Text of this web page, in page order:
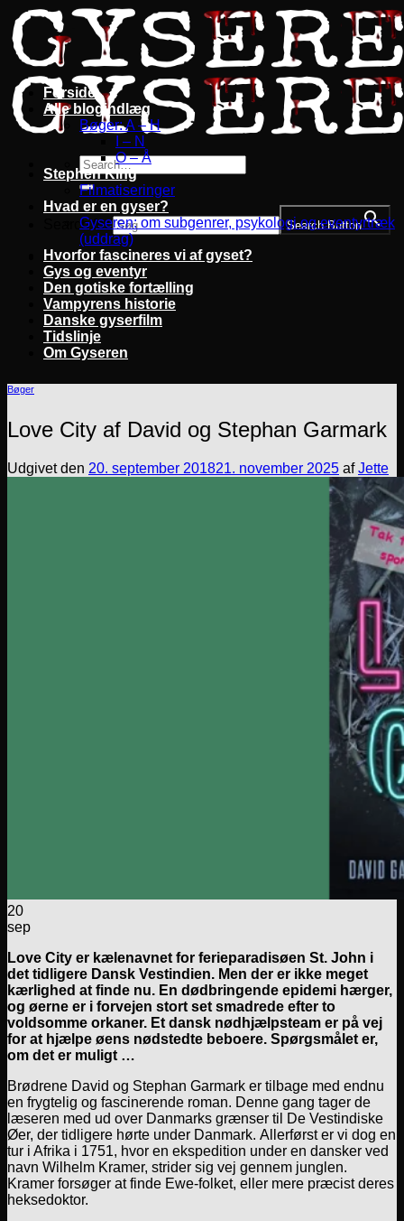
Fortsæt
til
indhold
Search for: Search Button
Forside
Alle blogindlæg
Bøger: A – H
I – N
O – Å
Stephen King
Filmatiseringer
Hvad er en gyser?
Gyseren: om subgenrer, psykologi og eventyrtræk
(uddrag)
Hvorfor fascineres vi af gyset?
Gys og eventyr
Den gotiske fortælling
Vampyrens historie
Danske gyserfilm
Tidslinje
Om Gyseren
Bøger
Love City af David og Stephan Garmark
Udgivet den 20. september 201821. november 2025 afJette
20
sep
Love City er kælenavnet for ferieparadisøen St. John i
det tidligere Dansk Vestindien. Men der er ikke meget
kærlighed at finde nu. En dødbringende epidemi hærger,
og øerne er i forvejen stort set smadrede efter to
voldsomme orkaner. Et dansk nødhjælpsteam er på vej
for at hjælpe øens nødstedte beboere. Spørgsmålet er,
om det er muligt …
Brødrene David og Stephan Garmark er tilbage med endnu
en frygtelig og fascinerende roman. Denne gang tager de
læseren med ud over Danmarks grænser til De Vestindiske
Øer, der tidligere hørte under Danmark. Allerførst er vi dog en
tur i Afrika i 1751, hvor en ekspedition under en dansker ved
navn Wilhelm Kramer, strider sig vej gennem junglen.
Kramer forsøger at finde Ewe-folket, eller mere præcist deres
heksedoktor.